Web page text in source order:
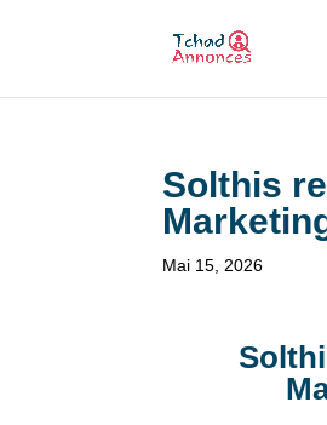
Solthis
Mai 15, 2026